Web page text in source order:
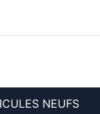
NEUFS